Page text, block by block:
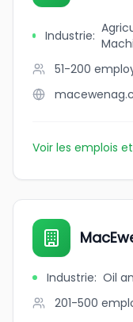
Industrie:
51-200
Voir les emplois
Industrie: Oil
201-500